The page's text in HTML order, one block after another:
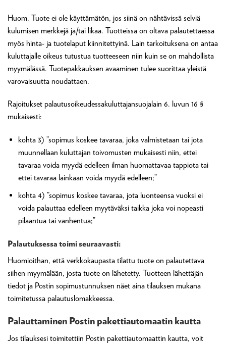
Huom. Tuote ei ole käyttämätön, jos siinä on nähtävissä selviä
kulumisen merkkejä ja/tai likaa. Tuotteissa on oltava palautettaessa
myös hinta- ja tuotelaput kiinnitettyinä. Lain tarkoituksena on antaa
kuluttajalle oikeus tutustua tuotteeseen niin kuin se on mahdollista
myymälässä. Tuotepakkauksen avaaminen tulee suorittaa yleistä
varovaisuutta noudattaen.
Rajoitukset palautusoikeudessakuluttajansuojalain 6. luvun 16 §
mukaisesti:
kohta 3) ”sopimus koskee tavaraa, joka valmistetaan tai jota
muunnellaan kuluttajan toivomusten mukaisesti niin, ettei
tavaraa voida myydä edelleen ilman huomattavaa tappiota tai
ettei tavaraa lainkaan voida myydä edelleen;”
kohta 4) ”sopimus koskee tavaraa, jota luonteensa vuoksi ei
voida palauttaa edelleen myytäväksi taikka joka voi nopeasti
pilaantua tai vanhentua;”
Palautuksessa toimi seuraavasti:
Huomioithan, että verkkokaupasta tilattu tuote on palautettava
siihen myymälään, josta tuote on lähetetty. Tuotteen lähettäjän
tiedot ja Postin sopimustunnuksen näet aina tilauksen mukana
toimitetussa palautuslomakkeessa.
Palauttaminen Postin pakettiautomaatin kautta
Jos tilauksesi toimitettiin Postin pakettiautomaattin kautta, voit